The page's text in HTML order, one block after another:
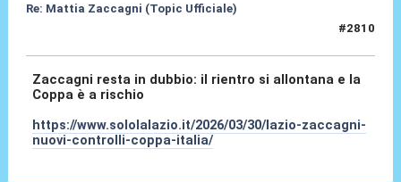
Re: Mattia Zaccagni (Topic Ufficiale)
#2810
Zaccagni resta in dubbio: il rientro si allontana e la
Coppa è a rischio
https://www.sololalazio.it/2026/03/30/lazio-zaccagni-
nuovi-controlli-coppa-italia/